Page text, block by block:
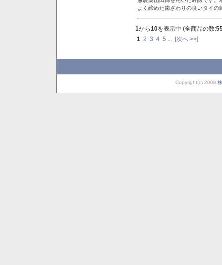
よく締めた歯ざわりの良いタイ
1から10を表示中 (全商品の数:
1 2 3 4 5 [次へ >>]
Copyright(c) 2008